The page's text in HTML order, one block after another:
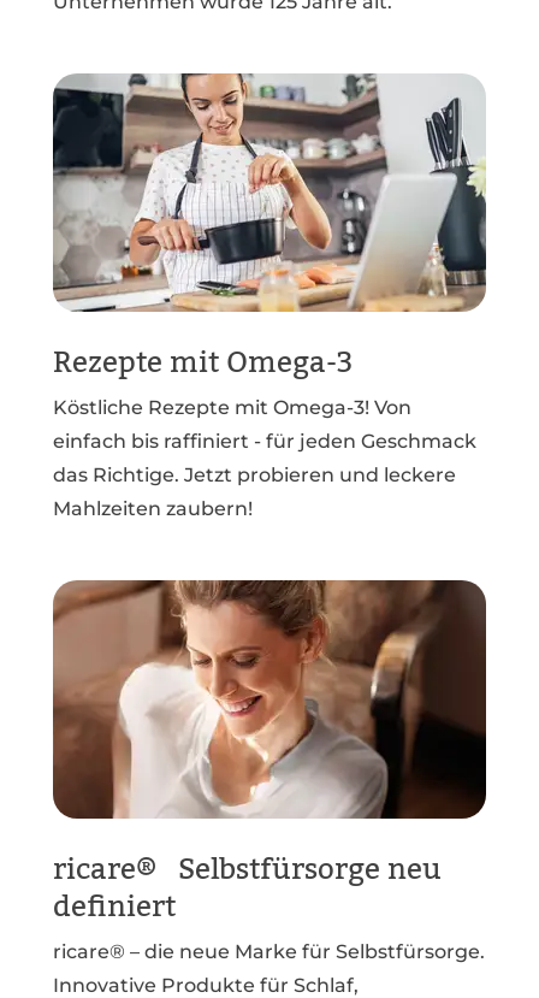
Rezepte mit Omega-3
Köstliche Rezepte mit Omega-3! Von
einfach bis raffiniert - für jeden Geschmack
das Richtige. Jetzt probieren und leckere
Mahlzeiten zaubern!
ricare® Selbstfürsorge neu
definiert
ricare® – die neue Marke für Selbstfürsorge.
Innovative Produkte für Schlaf,